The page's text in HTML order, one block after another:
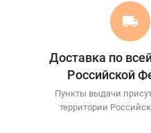
Доставка по
Российской
Пункты выдачи
территории